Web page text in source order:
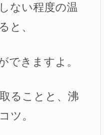
ない程度の温
と、
できますよ。
ることと、沸
ツ。